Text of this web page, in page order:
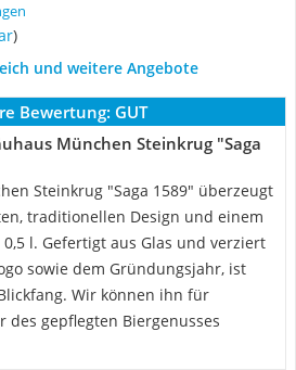
)
und weitere Angebote
Bewertung: GUT
München Steinkrug "Saga
Steinkrug "Saga 1589" überzeugt
traditionellen Design und einem
0,5 l. Gefertigt aus Glas und verziert
sowie dem Gründungsjahr, ist
Wir können ihn für
des gepflegten Biergenusses